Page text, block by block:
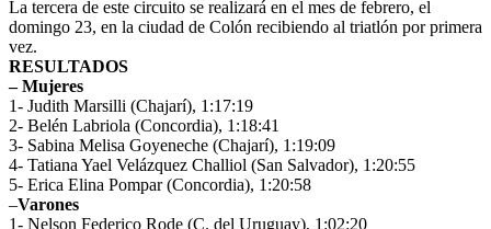
La tercera de este circuito se realizará en el mes de febrero, el
domingo 23, en la ciudad de Colón recibiendo al triatlón por primera
vez.
RESULTADOS
– Mujeres
1- Judith Marsilli (Chajarí), 1:17:19
2- Belén Labriola (Concordia), 1:18:41
3- Sabina Melisa Goyeneche (Chajarí), 1:19:09
4- Tatiana Yael Velázquez Challiol (San Salvador), 1:20:55
5- Erica Elina Pompar (Concordia), 1:20:58
–Varones
1- Nelson Federico Rode (C. del Uruguay), 1:02:20